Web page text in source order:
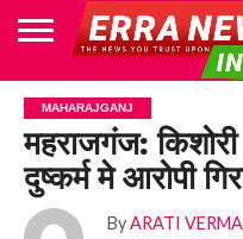
HOME
POLITICS
NEWS
BUSINESS
CULTURE
NATIONAL
SPORTS
LIFESTYLE
TRAVEL
OPINION
BREAKING
NEWS
ENTERTAINMENT
WORLD
CRIME
JOIN
US
MAHARAJGANJ
महराजगंज:
दुष्कर्म मे आरोपी
By ARATI VERMA